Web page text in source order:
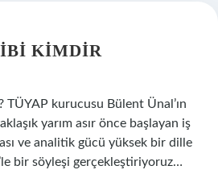
KIMDIR
TÜYAP kurucusu Bülent Ünal’ın
yarım asır önce başlayan iş
ve analitik gücü yüksek bir dille
bir söyleşi gerçekleştiriyoruz…